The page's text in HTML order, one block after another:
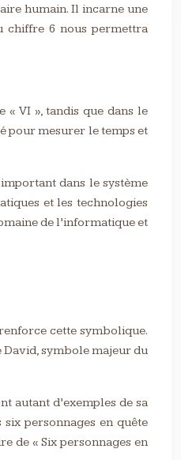
humain. Il incarne une
chiffre 6 nous permettra
VI », tandis que dans le
pour mesurer le temps et
dans le système
et les technologies
de l’informatique et
cette symbolique.
David, symbole majeur du
autant d’exemples de sa
personnages en quête
de « Six personnages en